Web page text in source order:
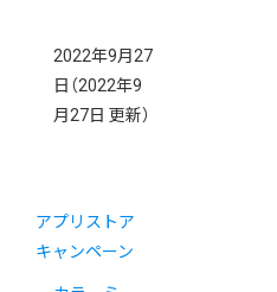
2022年9月27
日 （2022年9
月27日 更新）
アプリストア
キャンペーン